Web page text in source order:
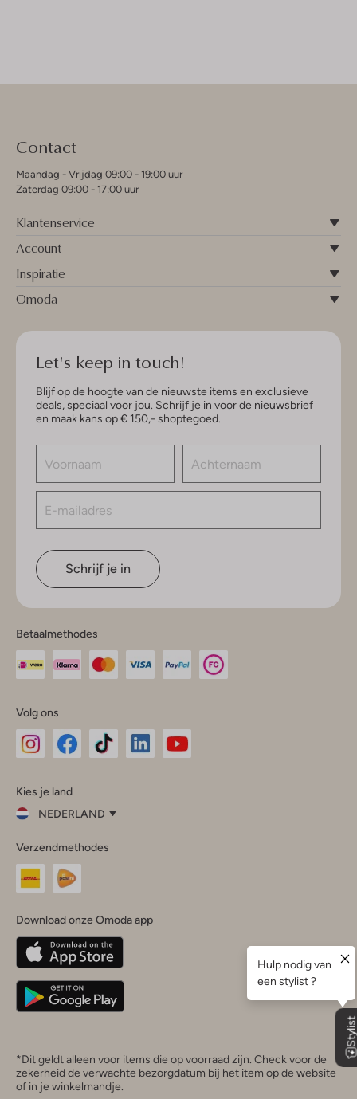
Contact
Maandag - Vrijdag 09:00 - 19:00 uur
Zaterdag 09:00 - 17:00 uur
Klantenservice
Account
Inspiratie
Omoda
Let's keep in touch!
Blijf op de hoogte van de nieuwste items en exclusieve
deals, speciaal voor jou. Schrijf je in voor de nieuwsbrief
en maak kans op € 150,- shoptegoed.
Schrijf je in
Betaalmethodes
Volg ons
InstagramFacebook
Kies je land
NEDERLAND
je
land
Nederland
Belgique(Français)
Deutschland
Verzendmethodes
Download onze Omoda app
*Dit geldt alleen voor items die op voorraad zijn. Check voor de
zekerheid de verwachte bezorgdatum bij het item op de website
of in je winkelmandje.